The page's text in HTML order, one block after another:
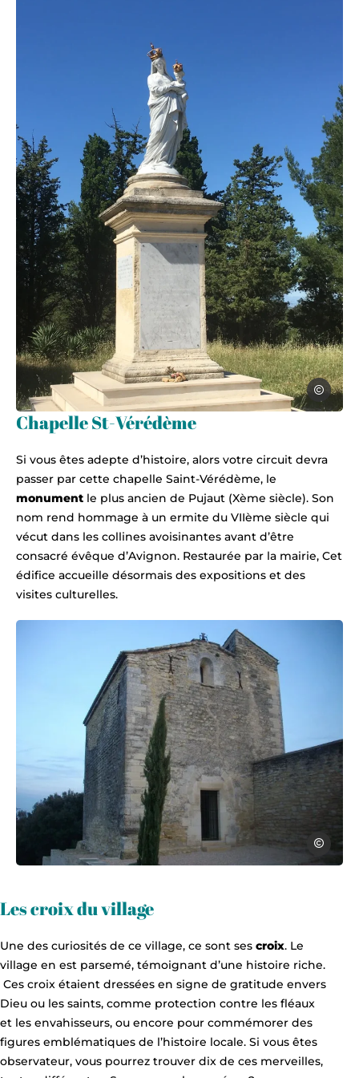
statue vierge pujaut, © DavidL
DavidL
mairie
Chapelle St-Vérédème
Si vous êtes adepte d’histoire, alors votre circuit devra
passer par cette chapelle Saint-Vérédème, le
monument le plus ancien de Pujaut (Xème siècle). Son
nom rend hommage à un ermite du VIIème siècle qui
vécut dans les collines avoisinantes avant d’être
consacré évêque d’Avignon. Restaurée par la mairie, Cet
édifice accueille désormais des expositions et des
visites culturelles.
Les croix du village
Une des curiosités de ce village, ce sont ses croix. Le
village en est parsemé, témoignant d’une histoire riche.
Ces croix étaient dressées en signe de gratitude envers
Dieu ou les saints, comme protection contre les fléaux
et les envahisseurs, ou encore pour commémorer des
figures emblématiques de l’histoire locale. Si vous êtes
observateur, vous pourrez trouver dix de ces merveilles,